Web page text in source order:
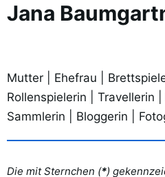
Jana
Mutter | Ehefrau |
Rollenspielerin | Travellerin
Sammlerin | Bloggerin |
Die mit Sternchen (*)